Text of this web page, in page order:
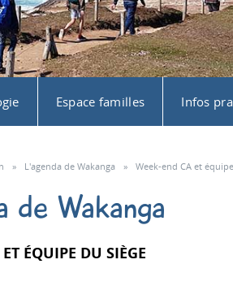
Espace familles Infos
» L'agenda de Wakanga » Week-end CA et
de Wakanga
ÉQUIPE DU SIÈGE